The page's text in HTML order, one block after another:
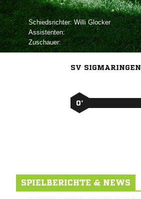
Schiedsrichter: 
Assistenten:
Zuschauer:
SV SIGMARINGEN
0’
SPIELBERICHTE & NEWS